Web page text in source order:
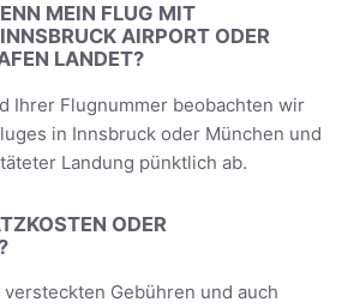
MEIN FLUG MIT
AIRPORT ODER
LANDET?
Ihrer Flugnummer beobachten wir
in Innsbruck oder München und
Landung pünktlich ab.
ODER
Gebühren und auch